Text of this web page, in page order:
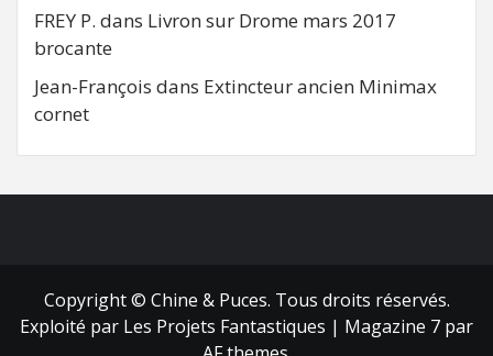
FREY P. dans Livron sur Drome mars 2017
brocante
Jean-François dans Extincteur ancien Minimax
cornet
Copyright © Chine & Puces. Tous droits réservés.
Exploité par Les Projets Fantastiques | Magazine 7 par